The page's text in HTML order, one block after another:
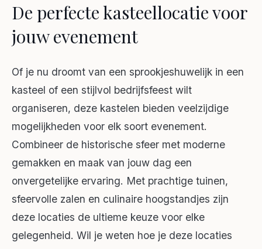
De perfecte kasteellocatie voor
jouw evenement
Of je nu droomt van een sprookjeshuwelijk in een
kasteel of een stijlvol bedrijfsfeest wilt
organiseren, deze kastelen bieden veelzijdige
mogelijkheden voor elk soort evenement.
Combineer de historische sfeer met moderne
gemakken en maak van jouw dag een
onvergetelijke ervaring. Met prachtige tuinen,
sfeervolle zalen en culinaire hoogstandjes zijn
deze locaties de ultieme keuze voor elke
gelegenheid. Wil je weten hoe je deze locaties